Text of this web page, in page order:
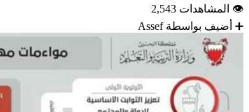
👁 المشاهدات 2,543
➕ أضيف بواسطة Assef